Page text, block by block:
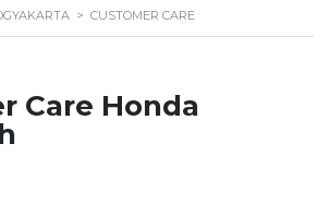
> CUSTOMER CARE
Care Honda